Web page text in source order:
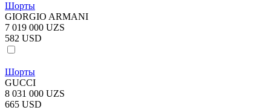
Шорты
GIORGIO ARMANI
7 019 000 UZS
582 USD
Шорты
GUCCI
8 031 000 UZS
665 USD